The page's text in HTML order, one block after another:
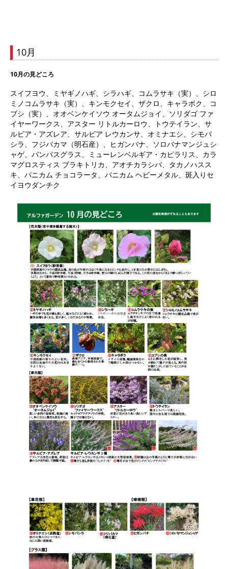
10月
10月の見どころ
スイフヨウ、ミヤギノハギ、シラハギ、コムラサキ（実）、シロ
ミノコムラサキ（実）、キンモクセイ、ザクロ、キャラボク、コ
ブシ（実）、オオベンケイソウ オータムジョイ、ソリダゴ ファ
イヤーワークス、アスター リトルカーロウ、トウテイラン、サ
ルビア・アズレア、サルビア レウカンサ、オミナエシ、シモバ
シラ、フジバカマ（明石産）、ヒガンバナ、ソロバナマンジュシ
ャゲ、パンパスグラス、ミューレンベルギア・カピラリス、カラ
マグロスティス ブラキトリカ、アオチカラシバ、タカノハスス
キ、パニカム チョコラータ、パニカム ヘビーメタル、斑入りセ
イヨウダンチク